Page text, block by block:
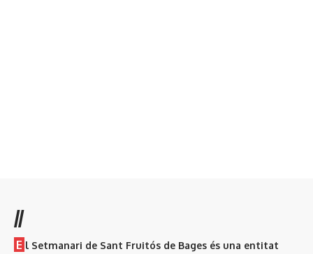
//
E l Setmanari de Sant Fruitós de Bages és una entitat